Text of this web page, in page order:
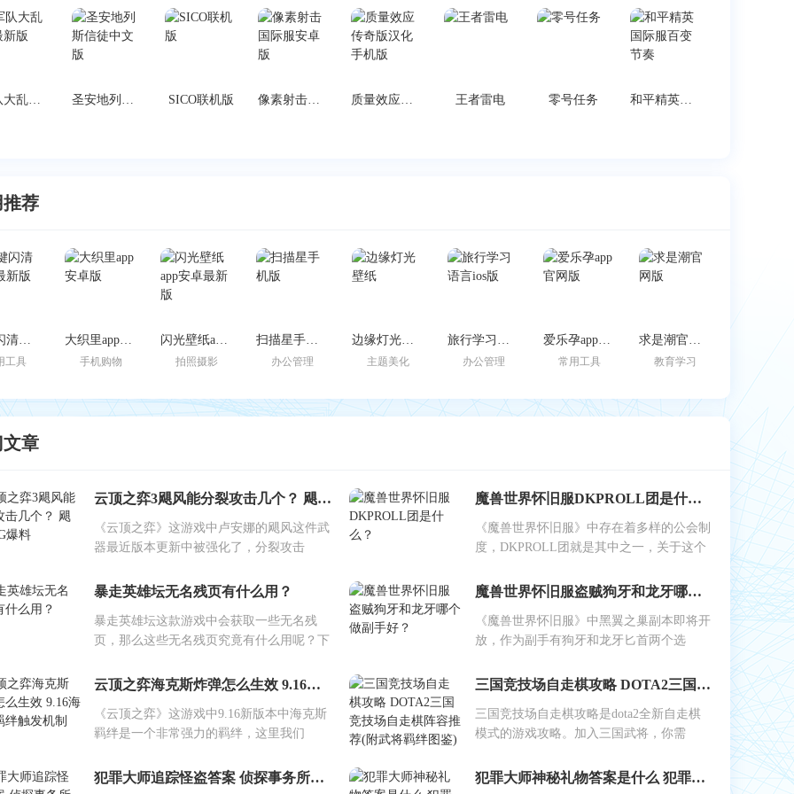
军队大乱斗最新版 圣安地列斯信徒中文版 SICO联机版 像素射击国际服安卓版 质量效应传奇版汉化手机版 王者雷电 零号任务 和平精英国际服百变节奏
荐
一键闪清官方最新版
工具
大织里app安卓版
手机购物
闪光壁纸app安卓最新版
拍照摄影
扫描星手机版
办公管理
边缘灯光壁纸
主题美化
旅行学习语言ios版
办公管理
爱乐孕app官网版
常用工具
求是潮官网版
教育学习
章
云顶之弈3飓风能分裂攻击几个？ 飓风BUG爆料
《云顶之弈》这游戏中卢安娜的飓风这件武
器最近版本更新中被强化了，分裂攻击
魔兽世界怀旧服DKPROLL团是什么？
《魔兽世界怀旧服》中存在着多样的公会制
度，DKPROLL团就是其中之一，关于这个
暴走英雄坛无名残页有什么用？
暴走英雄坛这款游戏中会获取一些无名残
页，那么这些无名残页究竟有什么用呢？下
魔兽世界怀旧服盗贼狗牙和龙牙哪个做副手好？
《魔兽世界怀旧服》中黑翼之巢副本即将开
放，作为副手有狗牙和龙牙匕首两个选
云顶之弈海克斯炸弹怎么生效 9.16海克斯羁绊触发机制
《云顶之弈》这游戏中9.16新版本中海克斯
羁绊是一个非常强力的羁绊，这里我们
三国竞技场自走棋攻略 DOTA2三国竞技场自走棋阵容推荐(附武将羁绊图鉴)
三国竞技场自走棋攻略是dota2全新自走棋
模式的游戏攻略。加入三国武将，你需
犯罪大师追踪怪盗答案 侦探事务所周四4星委托任务答案 犯罪大师神秘礼物答案是什么 犯罪大师1月8日侦探事务所5星任务答案